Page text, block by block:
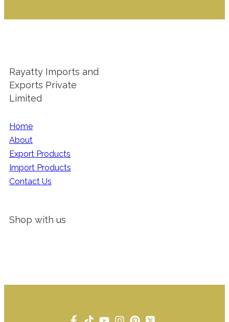
Rayatty Imports and
Exports Private
Limited
Home
About
Export Products
Import Products
Contact Us
Shop with us